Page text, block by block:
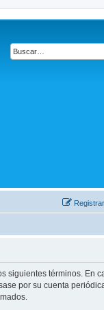
siguientes términos. En
por su cuenta